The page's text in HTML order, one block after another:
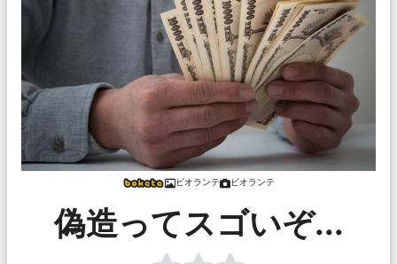
ビオランテ ビオランテ
偽造ってスゴいぞ...